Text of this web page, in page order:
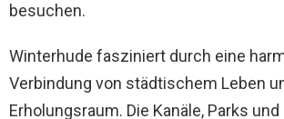
besuchen.
Winterhude fasziniert durch eine
Verbindung von städtischem Leben
Erholungsraum. Die Kanäle, Parks